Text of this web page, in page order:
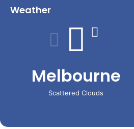
Weather
Melbourne
Scattered Clouds